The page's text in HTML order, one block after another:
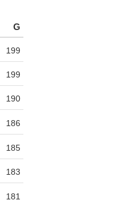
G
199
199
190
186
185
183
181